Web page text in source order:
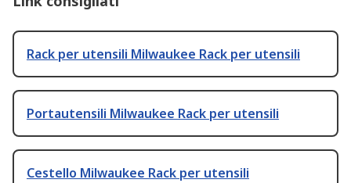
Rack per utensili Milwaukee Rack per utensili
Portautensili Milwaukee Rack per utensili
Cestello Milwaukee Rack per utensili